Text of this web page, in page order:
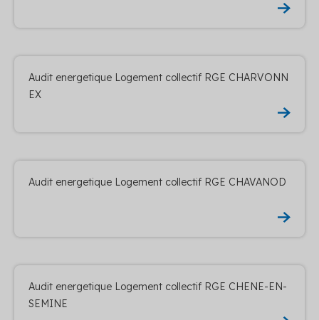
Audit energetique Logement collectif RGE CHARVONN
EX
Audit energetique Logement collectif RGE CHAVANOD
Audit energetique Logement collectif RGE CHENE-EN-
SEMINE